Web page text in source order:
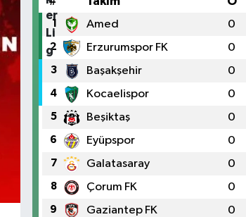
1 Amed 0
2 Erzurumspor FK 0
3 Başakşehir 0
4 Kocaelispor 0
5 Beşiktaş 0
6 Eyüpspor 0
7 Galatasaray 0
8 Çorum FK 0
9 Gaziantep FK 0